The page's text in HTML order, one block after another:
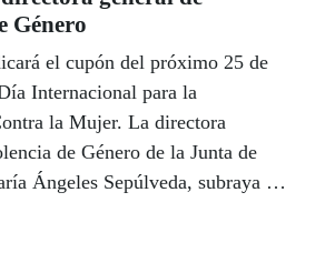
Género
el cupón del próximo 25 de
Internacional para la
la Mujer. La directora
de Género de la Junta de
Ángeles Sepúlveda, subraya en